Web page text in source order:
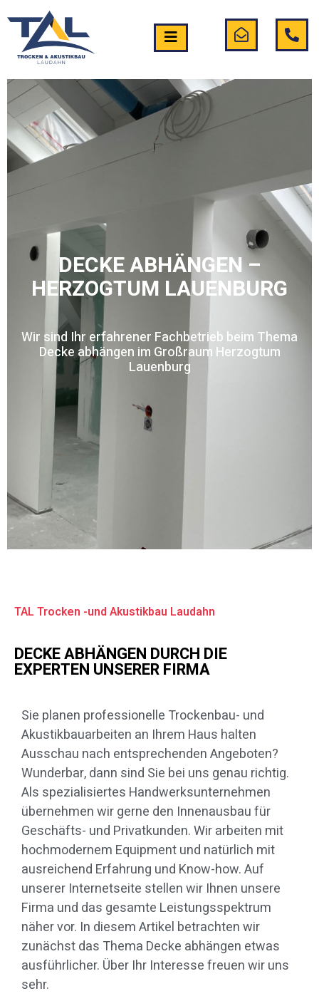
DECKE ABHÄNGEN –
HERZOGTUM LAUENBURG
Wir sind Ihr erfahrener Fachbetrieb beim Thema
Decke abhängen im Großraum Herzogtum
Lauenburg
TAL Trocken -und Akustikbau Laudahn
DECKE ABHÄNGEN DURCH DIE
EXPERTEN UNSERER FIRMA
Sie planen professionelle Trockenbau- und
Akustikbauarbeiten an Ihrem Haus halten
Ausschau nach entsprechenden Angeboten?
Wunderbar, dann sind Sie bei uns genau richtig.
Als spezialisiertes Handwerksunternehmen
übernehmen wir gerne den Innenausbau für
Geschäfts- und Privatkunden. Wir arbeiten mit
hochmodernem Equipment und natürlich mit
ausreichend Erfahrung und Know-how. Auf
unserer Internetseite stellen wir Ihnen unsere
Firma und das gesamte Leistungsspektrum
näher vor. In diesem Artikel betrachten wir
zunächst das Thema Decke abhängen etwas
ausführlicher. Über Ihr Interesse freuen wir uns
sehr.